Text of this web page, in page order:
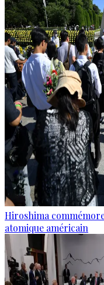
Hiroshima
atomique américain